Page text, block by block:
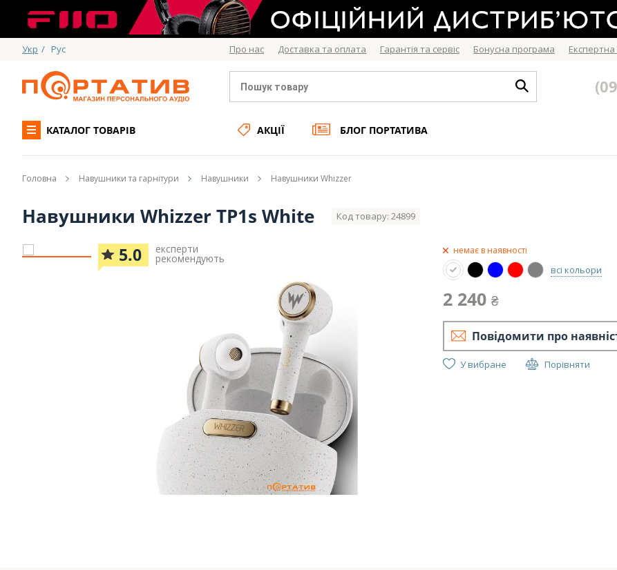
Укр / Рус Про нас Доставка та оплата Гарантія та сервіс Бонусна програма
КАТАЛОГ ТОВАРІВ АКЦІЇ БЛОГ ПОРТАТИВА
Головна Навушники та гарнітури Навушники Навушники Whizzer
Навушники Whizzer TP1s White Код товару: 24899
5.0 експерти
рекомендують
немає в наявності
всі кольори
2 240 ₴
Повідомити про
У вибране Порівняти